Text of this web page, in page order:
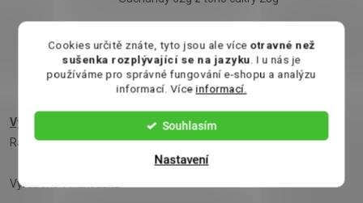
Cookies určitě znáte, tyto jsou ale více otravné než
sušenka rozplývající se na jazyku. I u nás je
používáme pro správné fungování e-shopu a analýzu
informací. Víceinformací.
Souhlasím
Nastavení
Bílkoviny 5,5g
Sůl 0,24g
Výrobce:
Gunz Warenhandels GmbH,Zollweg 1, 6841 Mäder,
Rakousko
Vyrobeno v Rakousku